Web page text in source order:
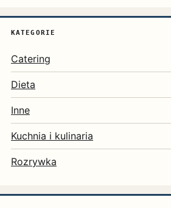
KATEGORIE
Catering
Dieta
Inne
Kuchnia i kulinaria
Rozrywka